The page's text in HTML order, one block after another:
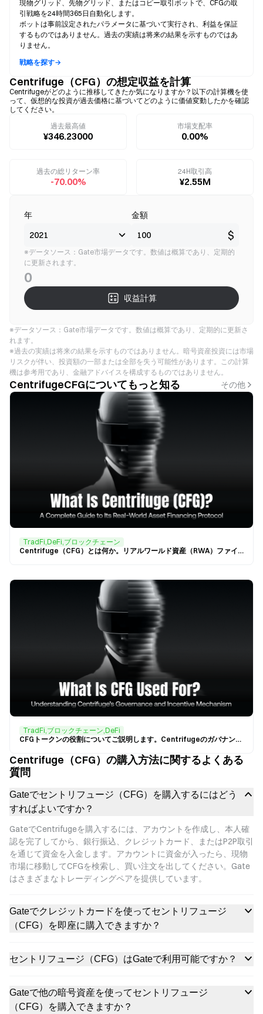
現物グリッド、先物グリッド、またはコピー取引ボットで、CFGの取
引戦略を24時間365日自動化します。
ボットは事前設定されたパラメータに基づいて実行され、利益を保証
するものではありません。過去の実績は将来の結果を示すものではあ
りません。
戦略を探す→
Centrifuge（CFG）の想定収益を計算
Centrifugeがどのように推移してきたか気になりますか？以下の計算機を使
って、仮想的な投資が過去価格に基づいてどのように価値変動したかを確認
してください。
過去最高値
¥346.23000
市場支配率
0.00%
過去の総リターン率
-70.00%
24H取引高
¥2.55M
年 金額
$
※データソース：Gate市場データです。数値は概算であり、定期的
に更新されます。
0
収益計算
※データソース：Gate市場データです。数値は概算であり、定期的に更新さ
れます。
※過去の実績は将来の結果を示すものではありません。暗号資産投資には市場
リスクが伴い、投資額の一部または全部を失う可能性があります。この計算
機は参考用であり、金融アドバイスを構成するものではありません。
CentrifugeCFGについてもっと知る その他
TradFi,DeFi,ブロックチェーン
Centrifuge（CFG）とは何か。リアルワールド資産（RWA）ファイナンシングプロトコルの仕組みと詳細について解説
TradFi,ブロックチェーン,DeFi
CFGトークンの役割についてご説明します。Centrifugeのガバナンスやインセンティブメカニズムを詳細に分析いたします。
Centrifuge（CFG）の購入方法に関するよくある
質問
Gateでセントリフュージ（CFG）を購入するにはどう
すればよいですか？
GateでCentrifugeを購入するには、アカウントを作成し、本人確
認を完了してから、銀行振込、クレジットカード、またはP2P取引
を通じて資金を入金します。アカウントに資金が入ったら、現物
市場に移動してCFGを検索し、買い注文を出してください。Gate
はさまざまなトレーディングペアを提供しています。
Gateでクレジットカードを使ってセントリフュージ
（CFG）を即座に購入できますか？
セントリフュージ（CFG）はGateで利用可能ですか？
Gateで他の暗号資産を使ってセントリフュージ
（CFG）を購入できますか？